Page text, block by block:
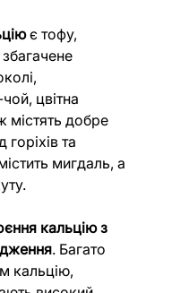
є тофу,
цвітна
містять добре
та
мигдаль, а
кальцію з
. Багато
кальцію,